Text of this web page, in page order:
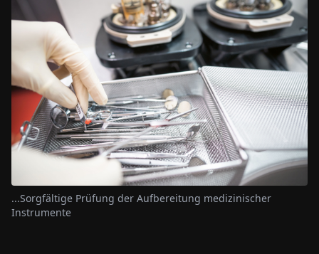
...Sorgfältige Prüfung der Aufbereitung medizinischer
Instrumente